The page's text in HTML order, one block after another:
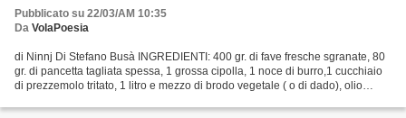
Pubblicato su 22/03/AM 10:35
Da VolaPoesia
di Ninnj Di Stefano Busà INGREDIENTI: 400 gr. di fave fresche sgranate, 80
gr. di pancetta tagliata spessa, 1 grossa cipolla, 1 noce di burro,1 cucchiaio
di prezzemolo tritato, 1 litro e mezzo di brodo vegetale ( o di dado), olio